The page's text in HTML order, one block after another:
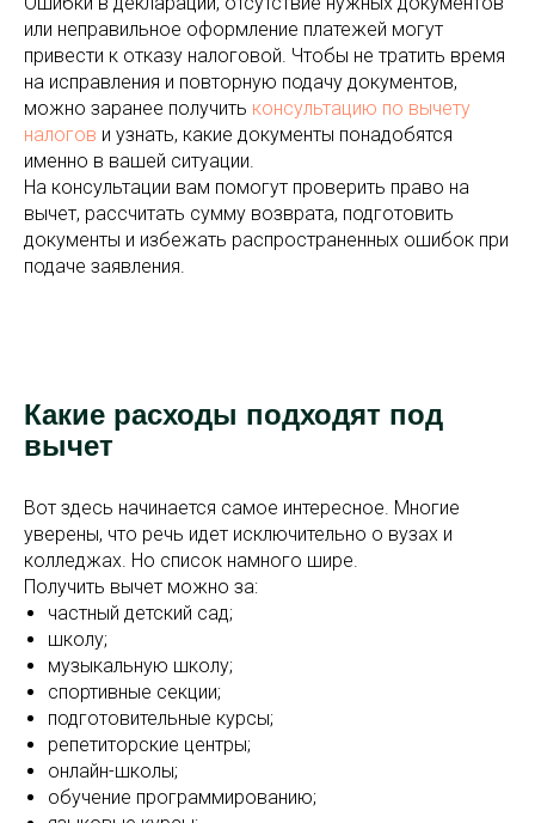
или неправильное оформление платежей могут
привести к отказу налоговой. Чтобы не тратить время
на исправления и повторную подачу документов,
можно заранее получить консультацию по вычету
налогов и узнать, какие документы понадобятся
именно в вашей ситуации.
На консультации вам помогут проверить право на
вычет, рассчитать сумму возврата, подготовить
документы и избежать распространенных ошибок при
подаче заявления.
Какие расходы подходят под
вычет
Вот здесь начинается самое интересное. Многие
уверены, что речь идет исключительно о вузах и
колледжах. Но список намного шире.
Получить вычет можно за:
частный детский сад;
школу;
музыкальную школу;
спортивные секции;
подготовительные курсы;
репетиторские центры;
онлайн-школы;
обучение программированию;